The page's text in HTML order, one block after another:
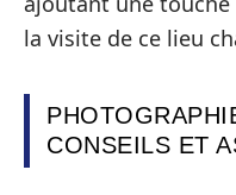
la visite de ce lieu
CONSEILS ET